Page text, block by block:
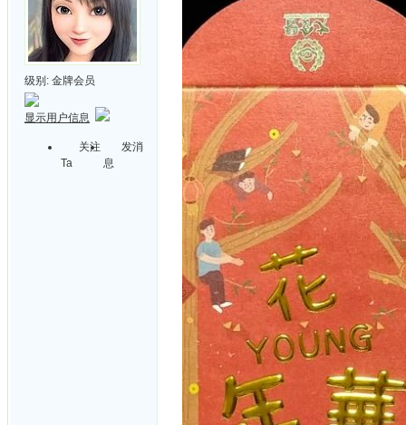
级别: 金牌会员
显示用户信息
关注
Ta
发消
息